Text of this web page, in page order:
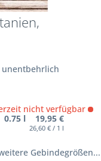
unentbehrlich
nicht verfügbar
0.75 l 19,95 €
26,60 € / 1 l
Gebindegrößen...